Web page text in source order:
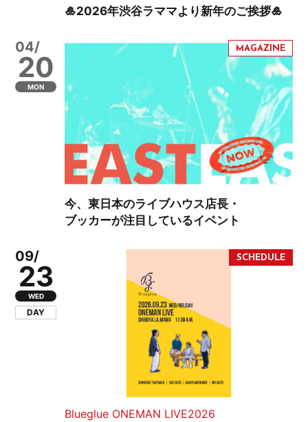
🎍2026年渋谷ラママより新年のご挨拶🎍
04/
20
MON
今、東日本のライブハウス店長・
ブッカーが注目しているイベント
09/
23
WED
DAY
Blueglue ONEMAN LIVE2026